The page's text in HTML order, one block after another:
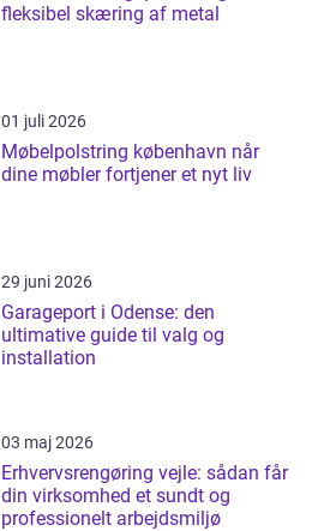
fleksibel skæring af metal
01 juli 2026
Møbelpolstring københavn når
dine møbler fortjener et nyt liv
29 juni 2026
Garageport i Odense: den
ultimative guide til valg og
installation
03 maj 2026
Erhvervsrengøring vejle: sådan får
din virksomhed et sundt og
professionelt arbejdsmiljø